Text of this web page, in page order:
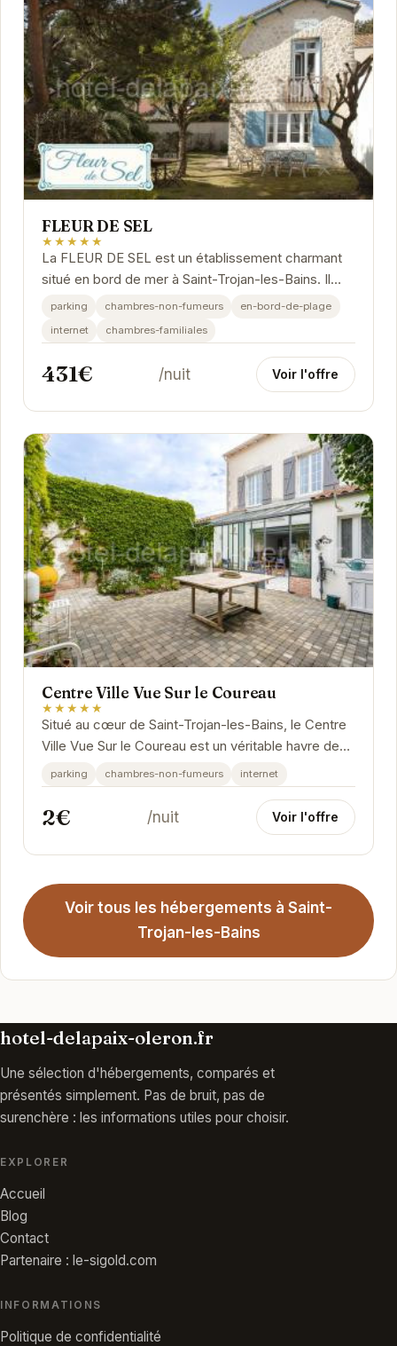
FLEUR DE SEL
★★★★★
La FLEUR DE SEL est un établissement charmant
situé en bord de mer à Saint-Trojan-les-Bains. Il
propose des chambres confortables et
parking chambres-non-fumeurs
en-bord-de-plage
internet
chambres-familiales
431€ /nuit Voir l'offre
Centre Ville Vue Sur le Coureau
★★★★★
Situé au cœur de Saint-Trojan-les-Bains, le Centre
Ville Vue Sur le Coureau est un véritable havre de
paix. Offrant une vue imprenable sur le...
parking chambres-non-fumeurs internet
2€ /nuit Voir l'offre
Voir tous les hébergements à Saint-
Trojan-les-Bains
hotel-delapaix-oleron.fr
Une sélection d'hébergements, comparés et
présentés simplement. Pas de bruit, pas de
surenchère : les informations utiles pour choisir.
EXPLORER
Accueil
Blog
Contact
Partenaire : le-sigold.com
INFORMATIONS
Politique de confidentialité